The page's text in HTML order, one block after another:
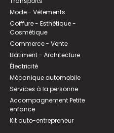
Mode - Vêtements
Coiffure - Esthétique -
Cosmétique
Commerce - Vente
Bâtiment - Architecture
Électricité
Mécanique automobile
Services à la personne
Accompagnement Petite
enfance
Kit auto-entrepreneur